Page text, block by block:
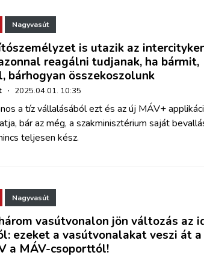
Nagyvasút
is utazik az
reagálni tudjanak, ha bármit,
bárhogyan összekoszolunk
· 2025.04.01. 10:35
a tíz vállalásából ezt és az új MÁV+
bár az még, a szakminisztérium saját
teljesen kész.
Nagyvasút
vasútvonalon jön változás az
ezeket a vasútvonalakat veszi át a
a MÁV-csoporttól!